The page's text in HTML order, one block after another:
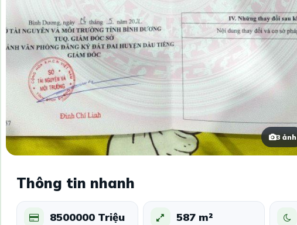
3 ảnh
Thông tin nhanh
8500000 Triệu 587 m²